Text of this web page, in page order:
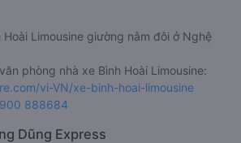
Hoài Limousine giường nằm đôi ở Nghệ
phòng nhà xe Bình Hoài Limousine:
vi-VN/xe-binh-hoai-limousine
888684
Dũng Express